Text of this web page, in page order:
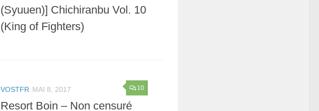
(Syuuen)] Chichiranbu Vol. 10
(King of Fighters)
10
VOSTFR MAI 8, 2017
Resort Boin – Non censuré